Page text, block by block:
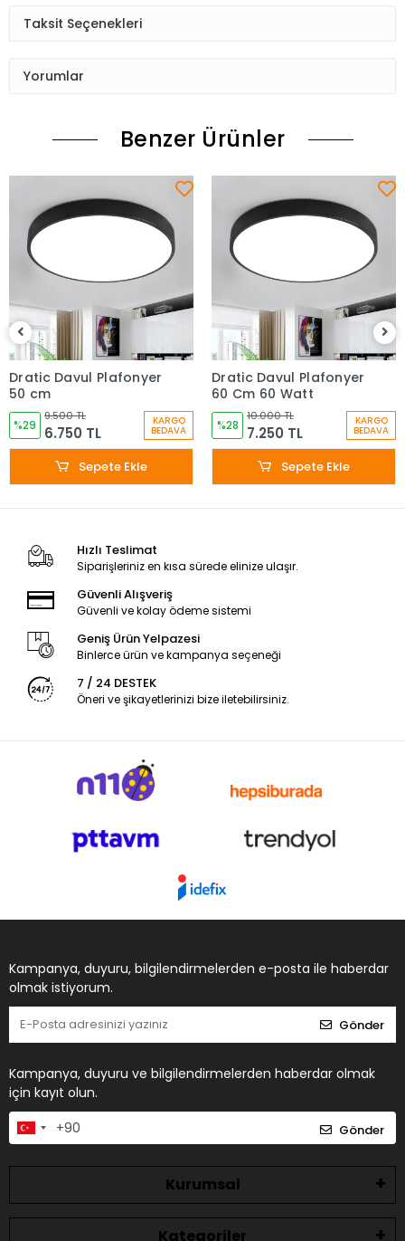
Taksit Seçenekleri
Yorumlar
Benzer Ürünler
Dratic Davul Plafonyer
50 cm
%29
9.500 TL
6.750 TL
KARGO
BEDAVA
Sepete Ekle
Dratic Davul Plafonyer
60 Cm 60 Watt
%28
10.000 TL
7.250 TL
KARGO
BEDAVA
Sepete Ekle
Hızlı Teslimat
Siparişleriniz en kısa sürede elinize ulaşır.
Güvenli Alışveriş
Güvenli ve kolay ödeme sistemi
Geniş Ürün Yelpazesi
Binlerce ürün ve kampanya seçeneği
7 / 24 DESTEK
Öneri ve şikayetlerinizi bize iletebilirsiniz.
Kampanya, duyuru, bilgilendirmelerden e-posta ile haberdar
olmak istiyorum.
Gönder
Kampanya, duyuru ve bilgilendirmelerden haberdar olmak
için kayıt olun.
Gönder
Kurumsal
Kategoriler